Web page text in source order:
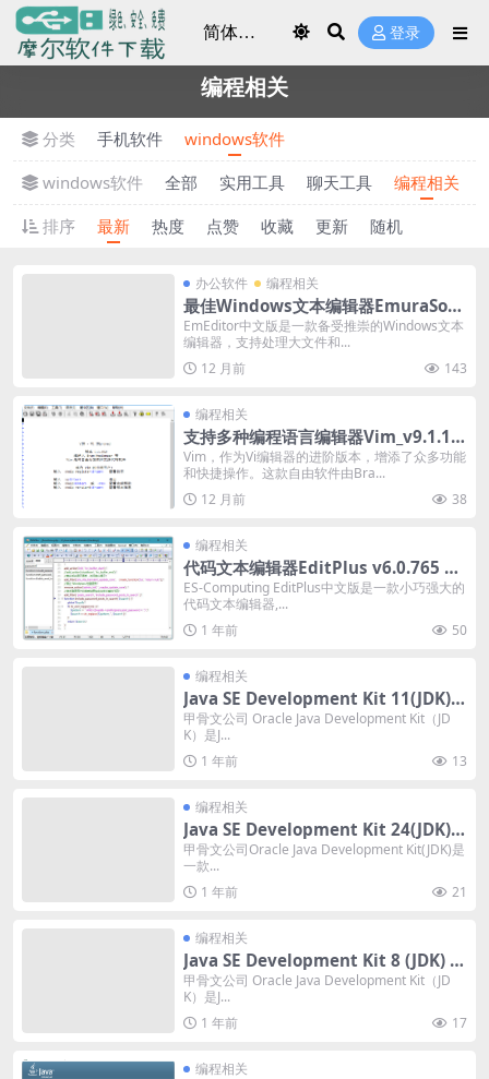
登录
编程相关
分类 手机软件
windows软件
windows软件
全部 实用工具 聊天工具 编程相关
排序
最新 热度 点赞 收藏 更新 随机
办公软件 编程相关
最佳Windows文本编辑器EmuraSoft
_EmEditor_Professional v25.3.0 绿
色版
EmEditor中文版是一款备受推崇的Windows文本
编辑器，支持处理大文件和...
12 月前
143
编程相关
支持多种编程语言编辑器Vim_v9.1.16
46 中文绿色版
Vim，作为Vi编辑器的进阶版本，增添了众多功能
和快捷操作。这款自由软件由Bra...
12 月前
38
编程相关
代码文本编辑器EditPlus v6.0.765 Bu
ild汉化修改版
ES-Computing EditPlus中文版是一款小巧强大的
代码文本编辑器,...
1 年前
50
编程相关
Java SE Development Kit 11(JDK) 1
1.0.28
甲骨文公司 Oracle Java Development Kit（JD
K）是J...
1 年前
13
编程相关
Java SE Development Kit 24(JDK)_v
24.0.2
甲骨文公司Oracle Java Development Kit(JDK)是
一款...
1 年前
21
编程相关
Java SE Development Kit 8 (JDK) v
8.0.461
甲骨文公司 Oracle Java Development Kit（JD
K）是J...
1 年前
17
编程相关